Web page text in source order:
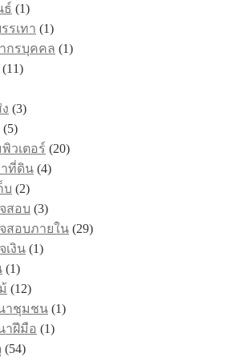
ธ์ (1)
รเทา (1)
กรบุคคล (1)
(11)
(3)
(5)
วเตอร์ (20)
ที่ดิน (4)
บ (2)
สอบ (3)
สอบภายใน (29)
เงิน (1)
(1)
(12)
าชุมชน (1)
าฝีมือ (1)
(54)